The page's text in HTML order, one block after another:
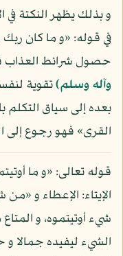
و بذلك يظهر النكتة في
في قوله: «و ما كان ربك
حصول شرائط العذاب
وآله وسلم)تقوية
بعده إلى سياق التكلم
القرى» فهو رجوع إلى
قوله تعالى: «و ما
الإيتاء: الإعطاء و
شيء أوتيتموه، و
الشيء ليفيده جمالا و